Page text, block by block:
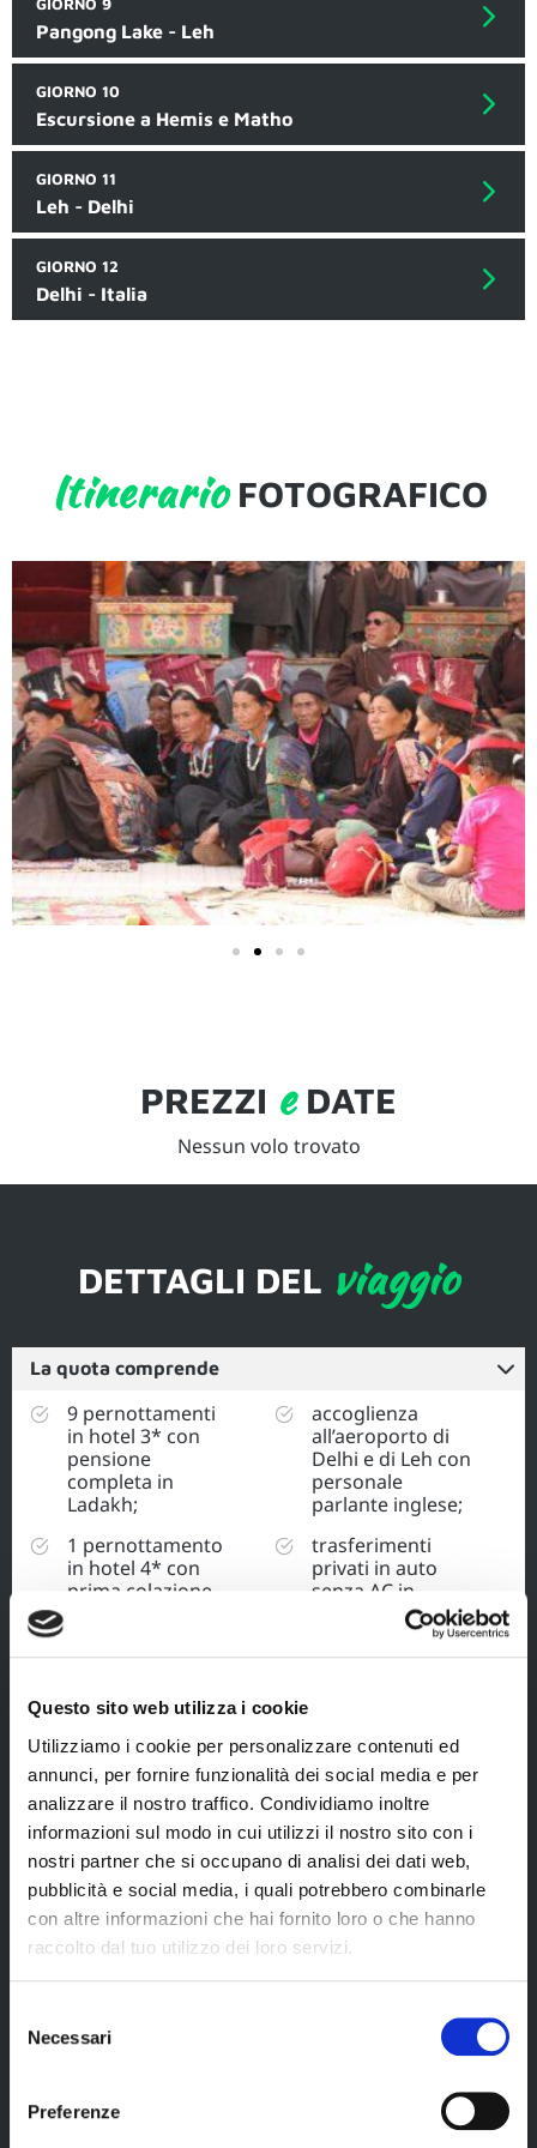
Questo sito web utilizza i cookie
Utilizziamo i cookie per personalizzare contenuti ed
annunci, per fornire funzionalità dei social media e per
analizzare il nostro traffico. Condividiamo inoltre
informazioni sul modo in cui utilizzi il nostro sito con i
nostri partner che si occupano di analisi dei dati web,
pubblicità e social media, i quali potrebbero combinarle
con altre informazioni che hai fornito loro o che hanno
raccolto dal tuo utilizzo dei loro servizi.
delNecessari
Preferenze
GIORNO 9
Pangong Lake - Leh
GIORNO 10
Escursione a Hemis e Matho
GIORNO 11
Leh - Delhi
GIORNO 12
Delhi - Italia
ItinerarioFOTOGRAFICO
PREZZI eDATE
Nessun volo trovato
DETTAGLI DEL viaggio
La quota comprende
9 pernottamenti
in hotel 3* con
pensione
completa in
Ladakh;
1 pernottamento
in hotel 4* con
prima colazione
camera Day-Use
Delhi l’11°
giorno;
volo domestico
Dehli/Leh/Dehli
con franchigia
bagaglio da stiva
15 kg;
accoglienza
all’aeroporto di
Delhi e di Leh con
personale
parlante inglese;
trasferimenti
privati in auto
senza AC in
Ladakh con
autista parlante
inglese;
con AC a Delhi
con autista
parlante inglese;
ingressi a musei
e monumenti
come da
programma;
guide locali
documenti di